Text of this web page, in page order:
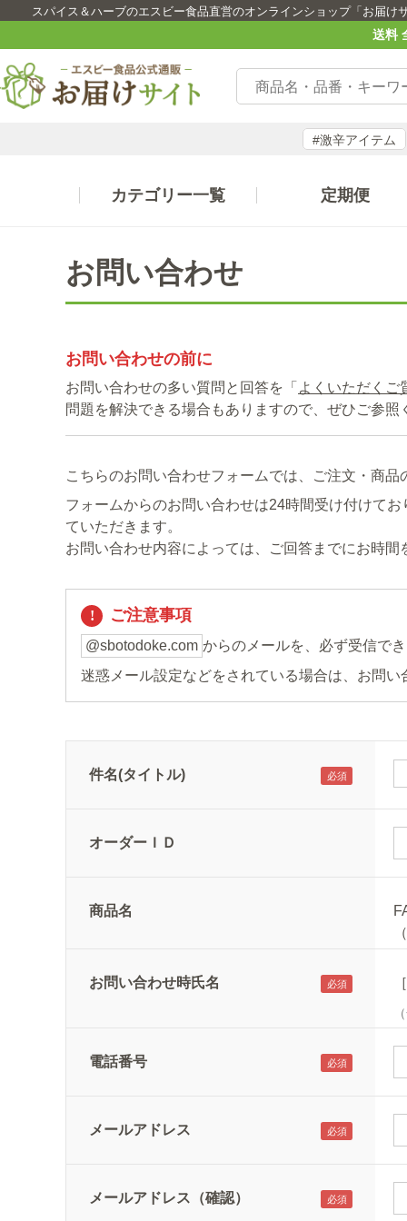
スパイス＆ハーブのエスビー食品直営のオンラインショップ「お届け
送料
#激辛アイテム
カテゴリー一覧 定期便
お問い合わせ
お問い合わせの前に
お問い合わせの多い質問と回答を「 よくいただくご
問題を解決できる場合もありますので、ぜひご参照
こちらのお問い合わせフォームでは、ご注文・商
フォームからのお問い合わせは24時間受け付けて
ていただきます。
お問い合わせ内容によっては、ご回答までにお時間
ご注意事項
@sbotodoke.com からのメールを、必ず受信で
迷惑メール設定などをされている場合は、お問
件名(タイトル)
オーダーＩＤ
商品名
お問い合わせ時氏名
電話番号
メールアドレス
メールアドレス（確認）